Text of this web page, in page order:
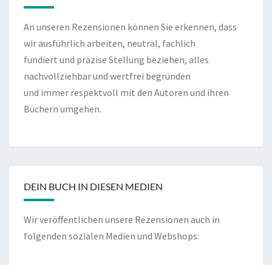
An unseren Rezensionen können Sie erkennen, dass
wir ausführlich arbeiten, neutral, fachlich
fundiert und präzise Stellung beziehen, alles
nachvollziehbar und wertfrei begründen
und immer respektvoll mit den Autoren und ihren
Büchern umgehen.
DEIN BUCH IN DIESEN MEDIEN
Wir veröffentlichen unsere Rezensionen auch in
folgenden sozialen Medien und Webshops: